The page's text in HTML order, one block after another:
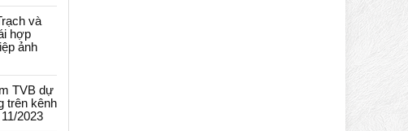
và
hợp
ảnh
TVB dự
trên kênh
2023